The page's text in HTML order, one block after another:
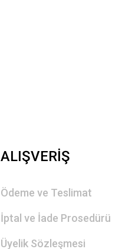
ALIŞVERİŞ
Ödeme ve Teslimat
İptal ve İade Prosedürü
Üyelik Sözleşmesi